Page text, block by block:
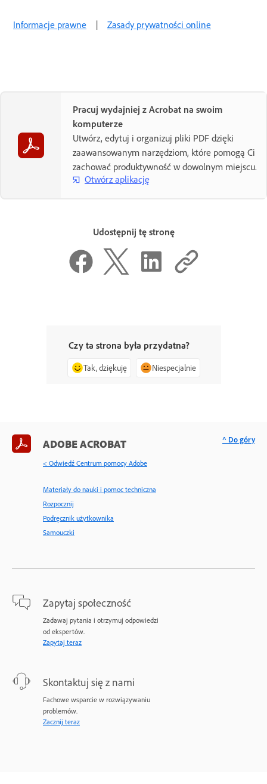
Informacje prawne | Zasady prywatności online
Pracuj wydajniej z Acrobat na swoim
komputerze
Utwórz, edytuj i organizuj pliki PDF dzięki
zaawansowanym narzędziom, które pomogą Ci
zachować produktywność w dowolnym miejscu.
Otwórz aplikację
Udostępnij tę stronę
Czy ta strona była przydatna?
Tak, dziękuję Niespecjalnie
ADOBE ACROBAT
< Odwiedź Centrum pomocy Adobe
Materiały do nauki i pomoc techniczna
Rozpocznij
Podręcznik użytkownika
Samouczki
Zapytaj społeczność
Zadawaj pytania i otrzymuj odpowiedzi
od ekspertów.
Zapytaj teraz
Skontaktuj się z nami
Fachowe wsparcie w rozwiązywaniu
problemów.
Zacznij teraz
^ Do góry